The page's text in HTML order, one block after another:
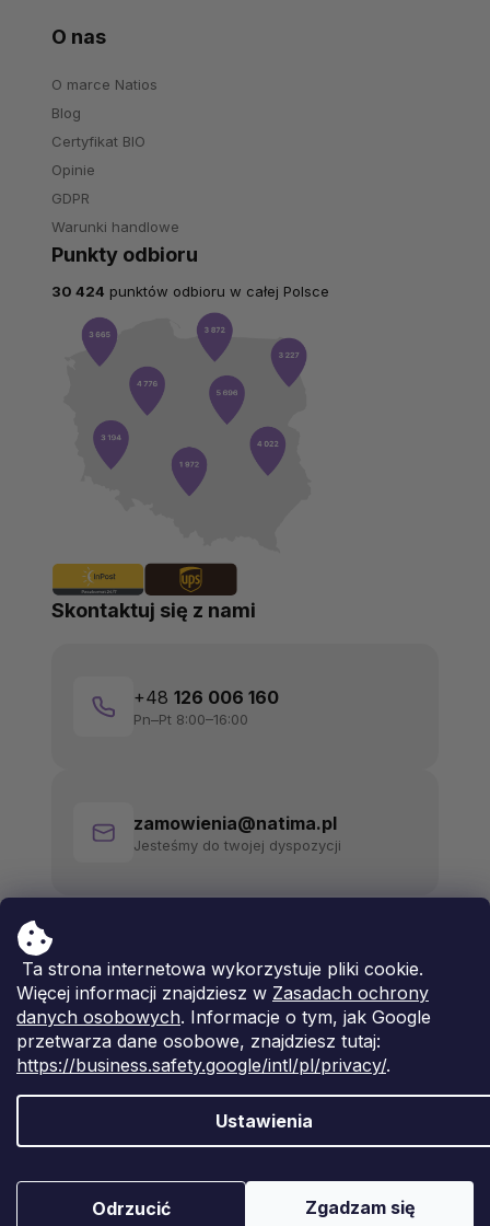
Ta strona internetowa wykorzystuje pliki cookie.
Więcej informacji znajdziesz w Zasadach ochrony
danych osobowych. Informacje o tym, jak Google
przetwarza dane osobowe, znajdziesz tutaj:
https://business.safety.google/intl/pl/privacy/.
Ustawienia
Odrzucić Zgadzam się
O nas
O marce Natios
Blog
Certyfikat BIO
Opinie
GDPR
Warunki handlowe
Skontaktuj się z nami
+48 126 006 160
Pn–Pt 8:00–16:00
zamowienia@natima.pl
Jesteśmy do twojej dyspozycji
Punkty odbioru
30 424 punktów odbioru w całej Polsce
Opracował Shoptet Premium
. Wszystkie prawa zastrzeżone.
Edytuj ustawienia plików cookie